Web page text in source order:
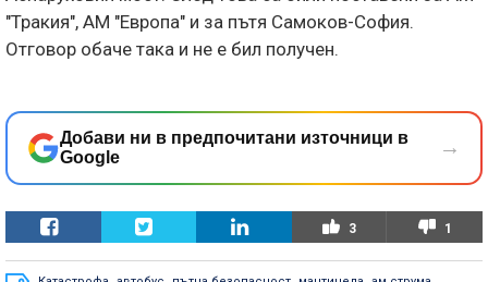
"Тракия", АМ "Европа" и за пътя Самоков-София.
Отговор обаче така и не е бил получен.
Добави ни в предпочитани източници в
Google
→
3 1